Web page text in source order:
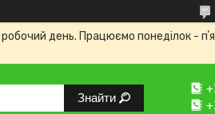
день. Працюємо понеділок -
Знайти